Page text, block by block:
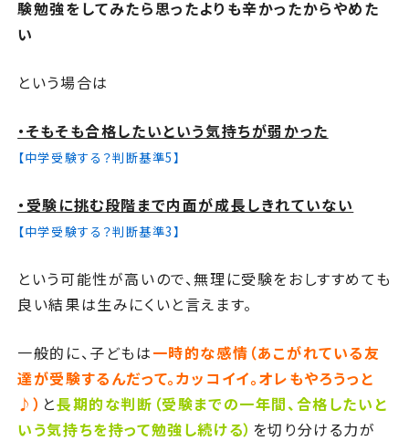
験勉強をしてみたら思ったよりも辛かったからやめた
い
という場合は
・そもそも合格したいという気持ちが弱かった
【中学受験する？判断基準5】
・受験に挑む段階まで内面が成長しきれていない
【中学受験する？判断基準3】
という可能性が高いので、無理に受験をおしすすめても
良い結果は生みにくいと言えます。
一般的に、子どもは一時的な感情（あこがれている友
達が受験するんだって。カッコイイ。オレもやろうっと
♪） と長期的な判断（受験までの一年間、合格したいと
いう気持ちを持って勉強し続ける） を切り分ける力が